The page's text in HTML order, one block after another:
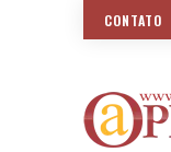
CONTATO